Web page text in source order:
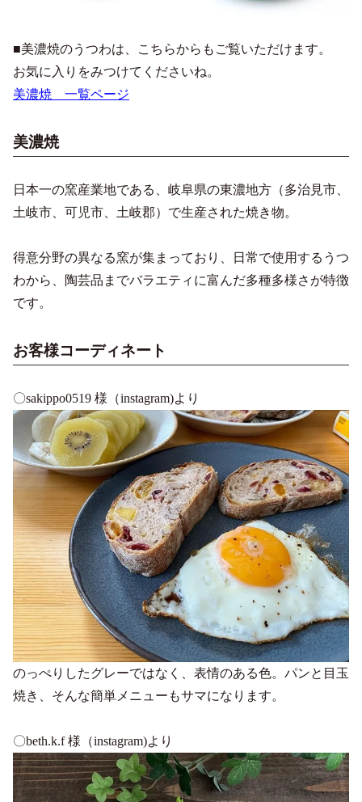
■美濃焼のうつわは、こちらからもご覧いただけます。
お気に入りをみつけてくださいね。
美濃焼 一覧ページ
美濃焼
日本一の窯産業地である、岐阜県の東濃地方（多治見市、
土岐市、可児市、土岐郡）で生産された焼き物。
得意分野の異なる窯が集まっており、日常で使用するうつ
わから、陶芸品までバラエティに富んだ多種多様さが特徴
です。
お客様コーディネート
〇sakippo0519 様（instagram)より
のっぺりしたグレーではなく、表情のある色。パンと目玉
焼き、そんな簡単メニューもサマになります。
〇beth.k.f 様（instagram)より